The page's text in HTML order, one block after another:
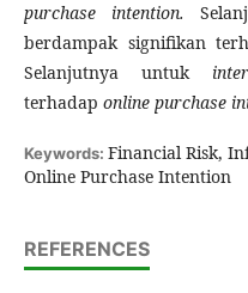
purchase intention.
berdampak signifikan
Selanjutnya untuk
terhadap online purchase
Keywords: Financial Risk,
Online Purchase Intention
REFERENCES